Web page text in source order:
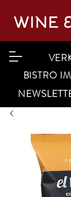
BISTRO